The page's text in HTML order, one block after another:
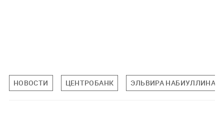
НОВОСТИ ЦЕНТРОБАНК ЭЛЬВИРА НАБИУЛЛИНА